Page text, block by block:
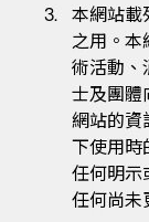
本網站載
之用。本
術活動、
士及團體
網站的資
下使用時
任何明示
任何尚未